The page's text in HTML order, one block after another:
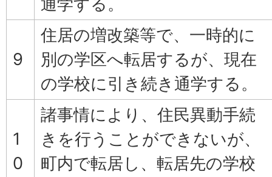
9
住居の増改築等で、一時的に
別の学区へ転居するが、現在
の学校に引き続き通学する。
1
0
諸事情により、住民異動手続
きを行うことができないが、
町内で転居し、転居先の学校